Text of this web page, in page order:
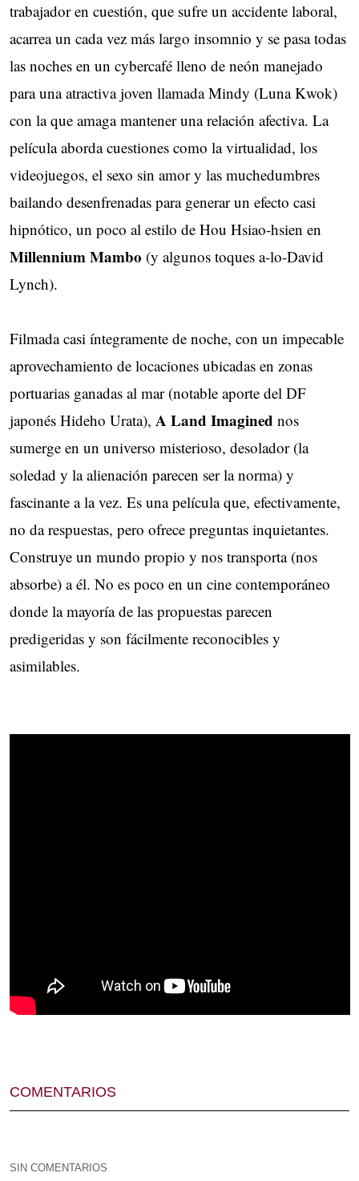
trabajador en cuestión, que sufre un accidente laboral,
acarrea un cada vez más largo insomnio y se pasa todas
las noches en un cybercafé lleno de neón manejado
para una atractiva joven llamada Mindy (Luna Kwok)
con la que amaga mantener una relación afectiva. La
película aborda cuestiones como la virtualidad, los
videojuegos, el sexo sin amor y las muchedumbres
bailando desenfrenadas para generar un efecto casi
hipnótico, un poco al estilo de Hou Hsiao-hsien en
Millennium Mambo (y algunos toques a-lo-David
Lynch).
Filmada casi íntegramente de noche, con un impecable
aprovechamiento de locaciones ubicadas en zonas
portuarias ganadas al mar (notable aporte del DF
japonés Hideho Urata), A Land Imagined nos
sumerge en un universo misterioso, desolador (la
soledad y la alienación parecen ser la norma) y
fascinante a la vez. Es una película que, efectivamente,
no da respuestas, pero ofrece preguntas inquietantes.
Construye un mundo propio y nos transporta (nos
absorbe) a él. No es poco en un cine contemporáneo
donde la mayoría de las propuestas parecen
predigeridas y son fácilmente reconocibles y
asimilables.
COMENTARIOS
SIN COMENTARIOS